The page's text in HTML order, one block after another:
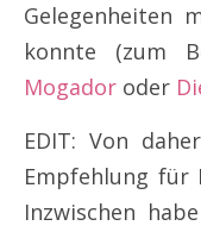
Gelegenheiten
konnte (zum
Mogador oder
EDIT: Von
Empfehlung für
Inzwischen